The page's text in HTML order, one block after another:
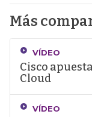
Más
VÍDEO
Cisco
Cloud
VÍDEO